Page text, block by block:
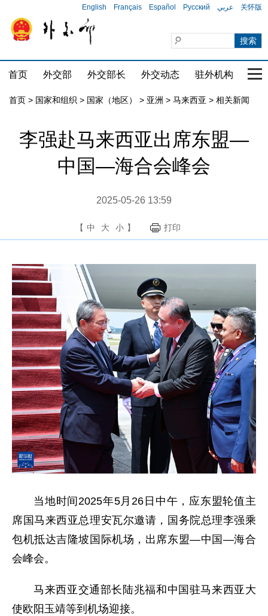
English Français Español Русский عربي 关怀版
首页 外交部 外交部长 外交动态 驻外机构 国
首页 > 国家和组织 > 国家（地区） > 亚洲 > 马来西亚 > 相关新闻
李强赴马来西亚出席东盟—
中国—海合会峰会
2025-05-26 13:59
【 中 大 小 】 打印
当地时间2025年5月26日中午，应东盟轮值主
席国马来西亚总理安瓦尔邀请，国务院总理李强乘
包机抵达吉隆坡国际机场，出席东盟—中国—海合
会峰会。
马来西亚交通部长陆兆福和中国驻马来西亚大
使欧阳玉靖等到机场迎接。